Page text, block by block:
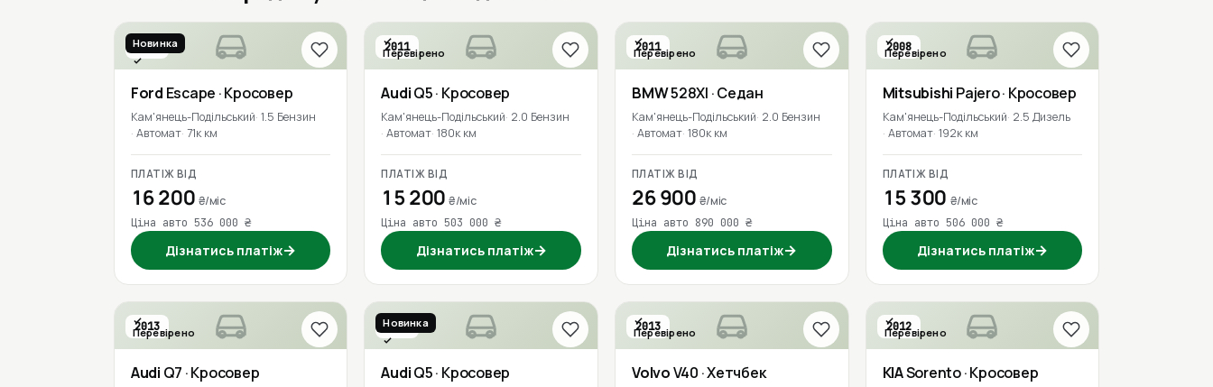
2019
Новинка
Перевірено
Ford Escape · Кросовер
Кам'янець-Подільський 1.5 Бензин
Автомат 71к км
ПЛАТІЖ ВІД
16 200 ₴/міс
Ціна авто 536 000 ₴
Дізнатись платіж→
2011
Перевірено
AudiQ5· Кросовер
Кам'янець-Подільський 2.0 Бензин
Автомат 180к км
ПЛАТІЖ ВІД
15 200₴/міс
Ціна авто 503 000 ₴
Дізнатись платіж→
2011
Перевірено
BMW528XI · Седан
Кам'янець-Подільський 2.0 Бензин
Автомат 180к км
ПЛАТІЖ ВІД
26 900 ₴/міс
Ціна авто 890 000 ₴
Дізнатись платіж→
2008
Перевірено
Mitsubishi Pajero· Кросовер
Кам'янець-Подільський 2.5 Дизель
Автомат 192к км
ПЛАТІЖ ВІД
15 300 ₴/міс
Ціна авто 506 000 ₴
Дізнатись платіж→
2013
Перевірено
Audi Q7 · Кросовер
2016
Новинка
Перевірено
AudiQ5· Кросовер
2013
Перевірено
VolvoV40 · Хетчбек
2012
Перевірено
KIASorento· Кросовер